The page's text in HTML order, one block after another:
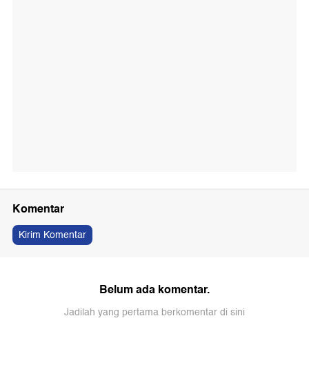
Komentar
Kirim Komentar
Belum ada komentar.
Jadilah yang pertama berkomentar di sini